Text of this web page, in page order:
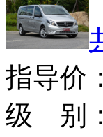
指导价：
级 别：